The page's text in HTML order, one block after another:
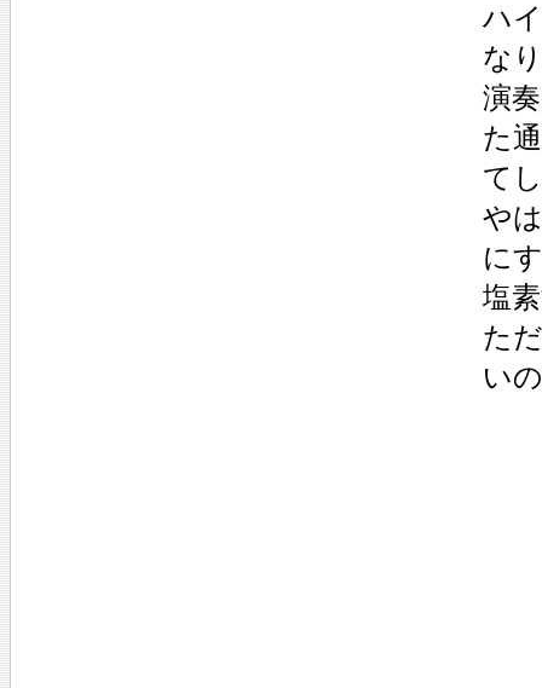
ハ
な
演
た
て
や
に
塩
た
い